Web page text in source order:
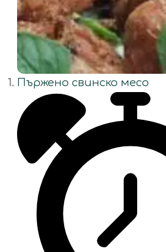
Пържено свинско месо